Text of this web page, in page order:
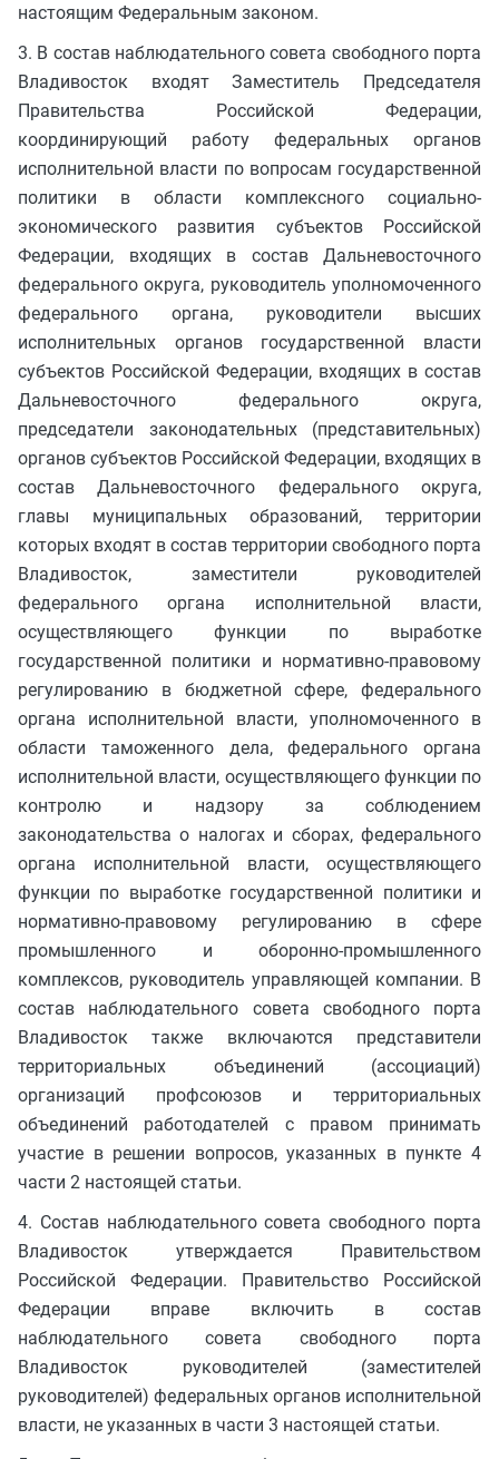
настоящим Федеральным законом.
3. В состав наблюдательного совета свободного порта
Владивосток входят Заместитель Председателя
Правительства Российской Федерации,
координирующий работу федеральных органов
исполнительной власти по вопросам государственной
политики в области комплексного социально-
экономического развития субъектов Российской
Федерации, входящих в состав Дальневосточного
федерального округа, руководитель уполномоченного
федерального органа, руководители высших
исполнительных органов государственной власти
субъектов Российской Федерации, входящих в состав
Дальневосточного федерального округа,
председатели законодательных (представительных)
органов субъектов Российской Федерации, входящих в
состав Дальневосточного федерального округа,
главы муниципальных образований, территории
которых входят в состав территории свободного порта
Владивосток, заместители руководителей
федерального органа исполнительной власти,
осуществляющего функции по выработке
государственной политики и нормативно-правовому
регулированию в бюджетной сфере, федерального
органа исполнительной власти, уполномоченного в
области таможенного дела, федерального органа
исполнительной власти, осуществляющего функции по
контролю и надзору за соблюдением
законодательства о налогах и сборах, федерального
органа исполнительной власти, осуществляющего
функции по выработке государственной политики и
нормативно-правовому регулированию в сфере
промышленного и оборонно-промышленного
комплексов, руководитель управляющей компании. В
состав наблюдательного совета свободного порта
Владивосток также включаются представители
территориальных объединений (ассоциаций)
организаций профсоюзов и территориальных
объединений работодателей с правом принимать
участие в решении вопросов, указанных в пункте 4
части 2 настоящей статьи.
4. Состав наблюдательного совета свободного порта
Владивосток утверждается Правительством
Российской Федерации. Правительство Российской
Федерации вправе включить в состав
наблюдательного совета свободного порта
Владивосток руководителей (заместителей
руководителей) федеральных органов исполнительной
власти, не указанных в части 3 настоящей статьи.